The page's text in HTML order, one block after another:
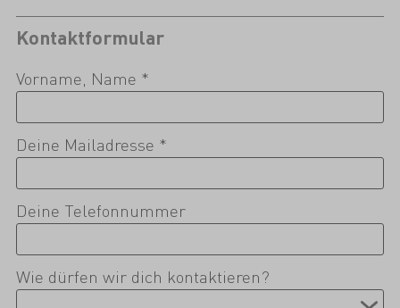
Kontaktformular
Vorname, Name *
Deine Mailadresse *
Deine Telefonnummer
Wie dürfen wir dich kontaktieren?